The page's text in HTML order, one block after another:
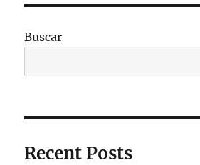
Buscar
Recent Posts